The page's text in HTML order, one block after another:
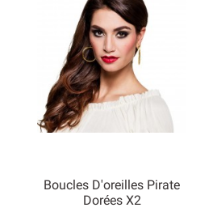
Boucles D'oreilles Pirate
Dorées X2